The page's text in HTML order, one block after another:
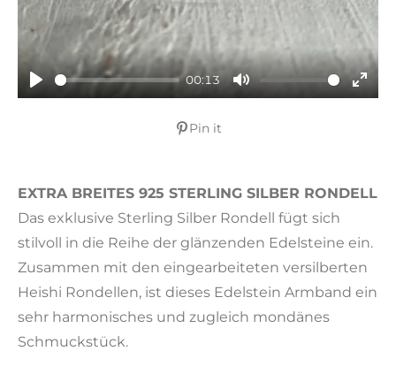
P
00:13
M
E
r
u
l
l
a
Pin it
EXTRA BREITES 925 STERLING SILBER RONDELL
Das exklusive Sterling Silber Rondell fügt sich
stilvoll in die Reihe der glänzenden Edelsteine ein.
Zusammen mit den eingearbeiteten versilberten
Heishi Rondellen, ist dieses Edelstein Armband ein
sehr harmonisches und zugleich mondänes
Schmuckstück.